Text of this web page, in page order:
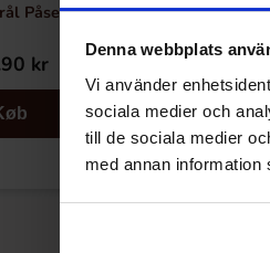
Denna webbplats
Vi använder
sociala medier och
till de sociala medier
med annan
Påse 130g
kr